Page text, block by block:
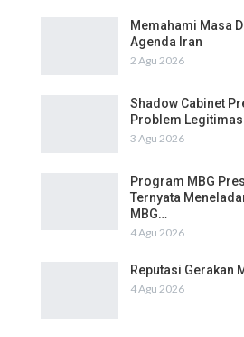
Memahami Masa
Agenda Iran
2 Agu 2026
Shadow Cabinet
Problem
3 Agu 2026
Program MBG
Ternyata
MBG…
4 Agu 2026
Reputasi Gerakan
4 Agu 2026